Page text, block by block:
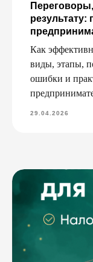
результату:
Как
виды, этапы,
ошибки и
29.04.2026